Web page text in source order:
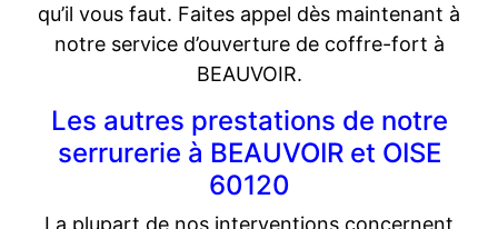
qu’il vous faut. Faites appel dès maintenant à
notre service d’ouverture de coffre-fort à
BEAUVOIR.
Les autres prestations de notre
serrurerie à BEAUVOIR et OISE
60120
La plupart de nos interventions concernent